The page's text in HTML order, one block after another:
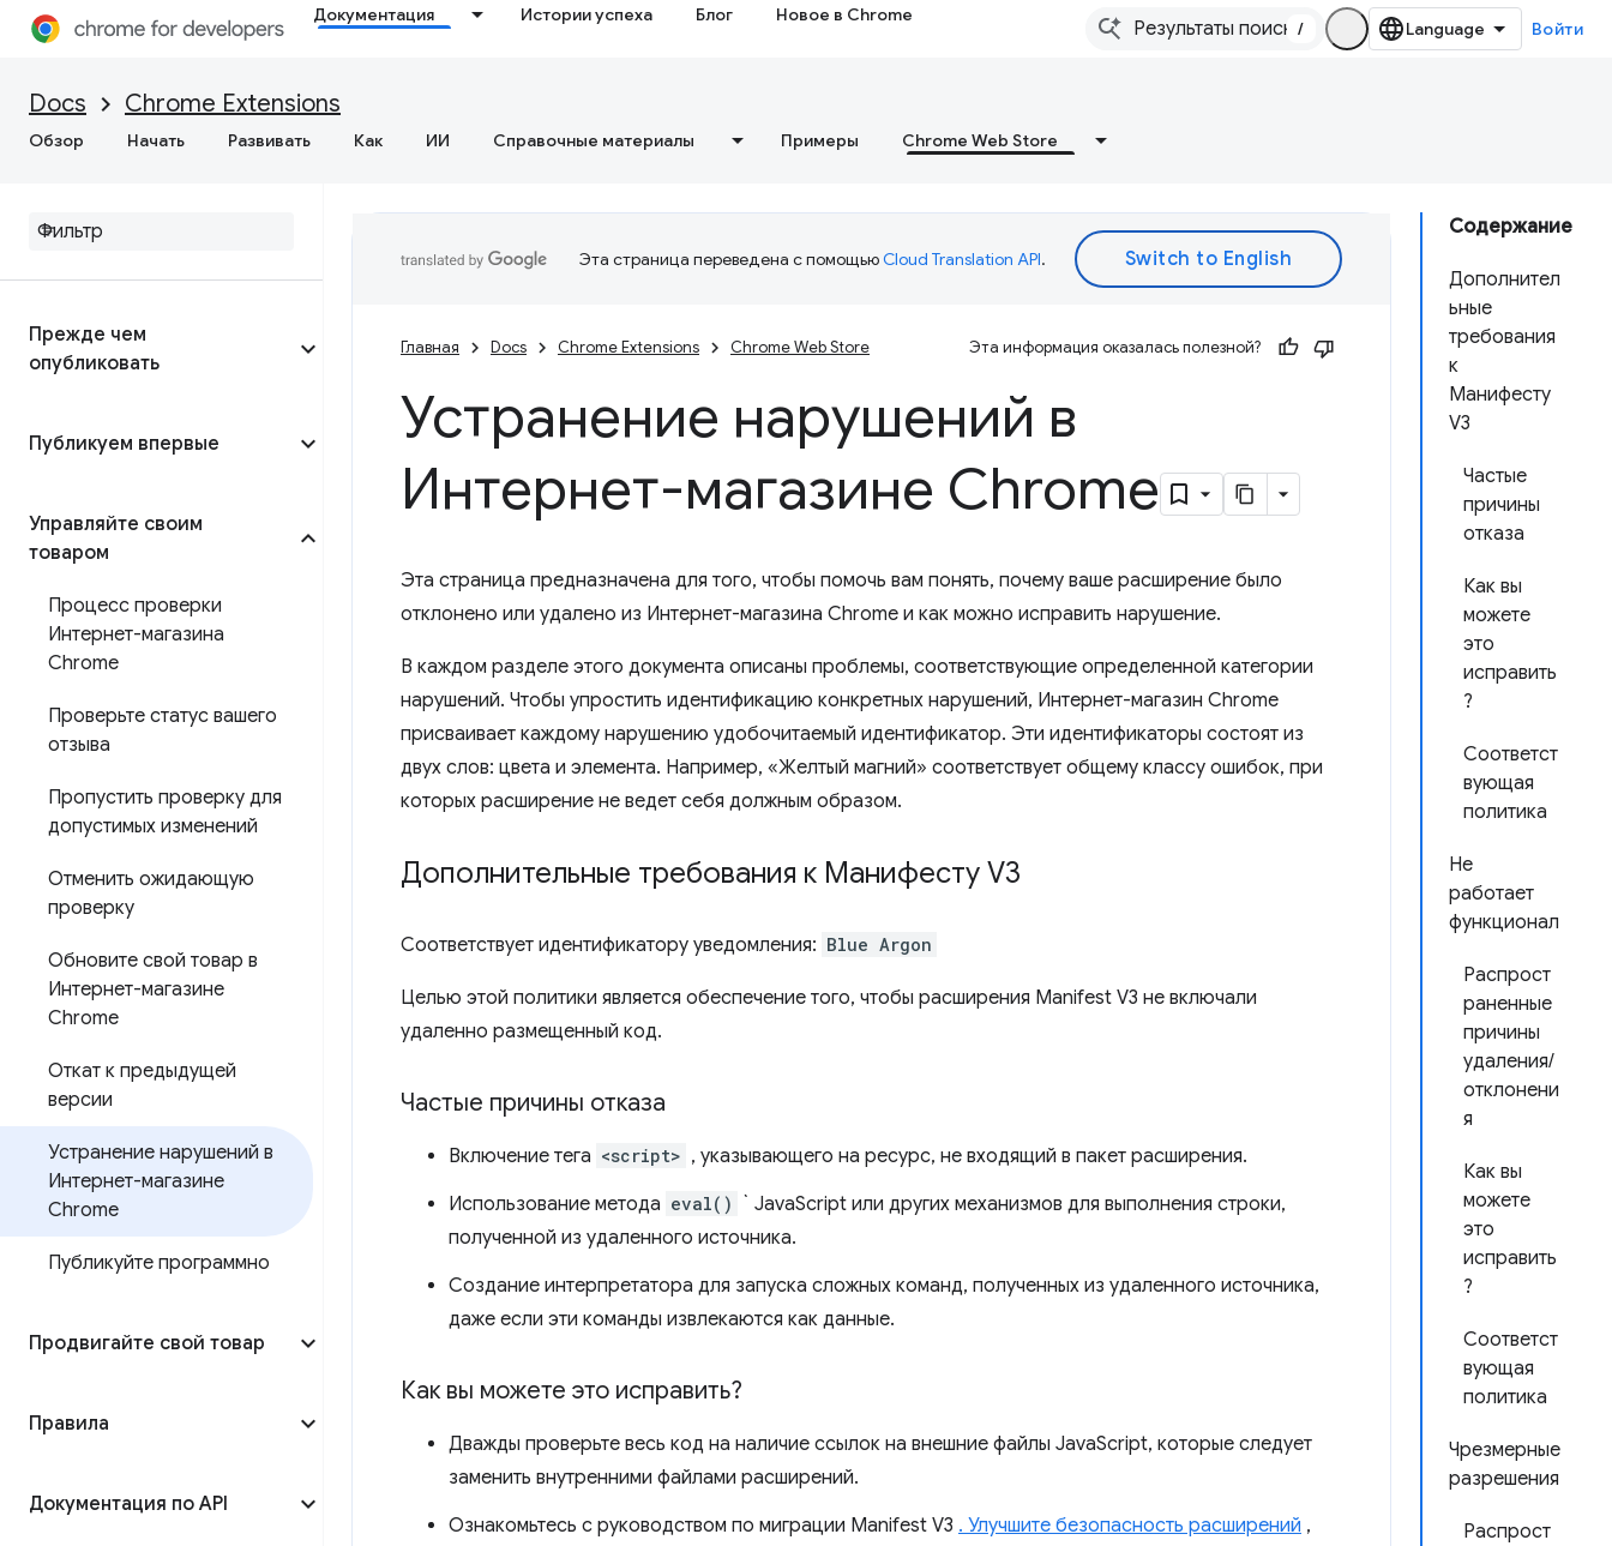
Документация Истории успеха Блог Новое в Chrome
/ Войти
Docs Chrome Extensions
Обзор Начать Развивать Как ИИ Справочные материалы Примеры Chrome Web Store
Прежде чем
опубликовать
Публикуем впервые
Управляйте своим
товаром
Процесс проверки
Интернет-магазина
Chrome
Проверьте статус вашего
отзыва
Пропустить проверку для
допустимых изменений
Отменить ожидающую
проверку
Обновите свой товар в
Интернет-магазине
Chrome
Откат к предыдущей
версии
Устранение нарушений в
Интернет-магазине
Chrome
Публикуйте программно
Продвигайте свой товар
Правила
Документация по API
Содержание
Дополнител
ьные
требования
к
Манифесту
V3
Частые
причины
отказа
Как вы
можете
это
исправить
?
Соответст
вующая
политика
Не
работает
функционал
Распрост
раненные
причины
удаления/
отклонени
я
Как вы
можете
это
исправить
?
Соответст
вующая
политика
Чрезмерные
разрешения
Распрост
Эта страница переведена с помощьюCloud Translation API.
Главная Docs Chrome Extensions Chrome Web Store Эта информация оказалась полезной?
Устранение нарушений в
Интернет-магазине Chrome
Эта страница предназначена для того, чтобы помочь вам понять, почему ваше расширение было
отклонено или удалено из Интернет-магазина Chrome и как можно исправить нарушение.
В каждом разделе этого документа описаны проблемы, соответствующие определенной категории
нарушений. Чтобы упростить идентификацию конкретных нарушений, Интернет-магазин Chrome
присваивает каждому нарушению удобочитаемый идентификатор. Эти идентификаторы состоят из
двух слов: цвета и элемента. Например, «Желтый магний» соответствует общему классу ошибок, при
которых расширение не ведет себя должным образом.
Дополнительные требования к Манифесту V3
Соответствует идентификатору уведомления: Blue Argon
Целью этой политики является обеспечение того, чтобы расширения Manifest V3 не включали
удаленно размещенный код.
Частые причины отказа
Включение тега <script> , указывающего на ресурс, не входящий в пакет расширения.
Использование метода eval()
` JavaScript или других механизмов для выполнения строки,
полученной из удаленного источника.
Создание интерпретатора для запуска сложных команд, полученных из удаленного источника,
даже если эти команды извлекаются как данные.
Как вы можете это исправить?
Дважды проверьте весь код на наличие ссылок на внешние файлы JavaScript, которые следует
заменить внутренними файлами расширений.
Ознакомьтесь с руководством по миграции Manifest V3 . Улучшите безопасность расширений ,